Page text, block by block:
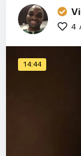
4
14:44